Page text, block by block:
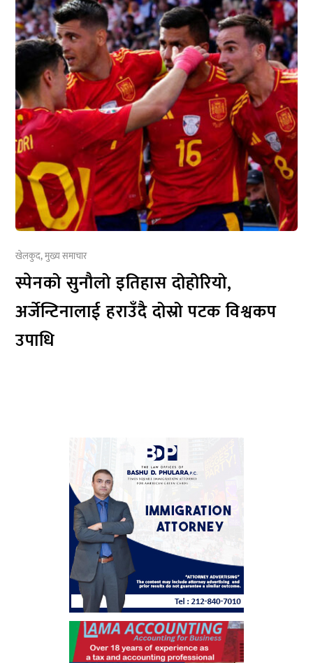
खेलकुद,मुख्य समाचार
स्पेनको सुनौलो इतिहास दोहोरियो,
अर्जेन्टिनालाई हराउँदै दोस्रो पटक विश्वकप
उपाधि